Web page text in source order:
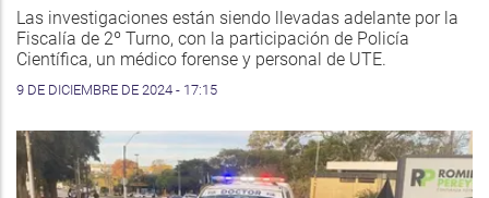
Las investigaciones están siendo llevadas adelante por la
Fiscalía de 2º Turno, con la participación de Policía
Científica, un médico forense y personal de UTE.
9 DE DICIEMBRE DE 2024 - 17:15